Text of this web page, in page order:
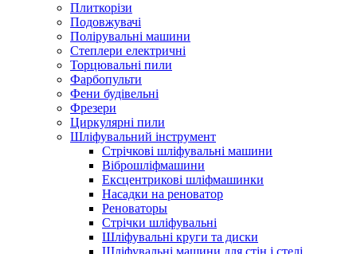
Плиткорізи
Подовжувачі
Полірувальні машини
Степлери електричні
Торцювальні пили
Фарбопульти
Фени будівельні
Фрезери
Циркулярні пили
Шліфувальний інструмент
Cтрічкові шліфувальні машини
Віброшліфмашини
Ексцентрикові шліфмашинки
Насадки на реноватор
Реноваторы
Стрічки шліфувальні
Шліфувальні круги та диски
Шліфувальні машини для стін і стелі